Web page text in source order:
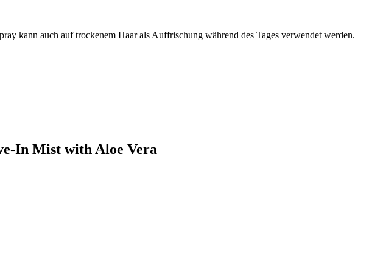
kann auch auf trockenem Haar als Auffrischung während des Tages verwendet werden.
In Mist with Aloe Vera